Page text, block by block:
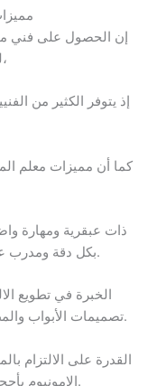
إن الحصول على فني
ليس بالأمر السهل،
إذ يتوفر الكثير من
كما أن مميزات معلم
ذات عبقرية ومهارة
بكل دقة ومدرب على التعامل مع أحدثها وأكثرها رقي.
الخبرة في تطويع
تصميمات الأبواب والمطابخ وغيرها بحيث تناسب أذواق العملاء.
القدرة على الالتزام
الامونيوم بأحجام تلائمها سواء كبيرة أو صغيرة.